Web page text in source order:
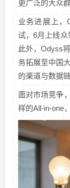
更广泛的大众群
业务进展上，
试，6月上线众
此外，Odyss
务拓展至中国
的渠道与数据链
面对市场竞争
样的All-in-one